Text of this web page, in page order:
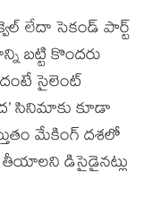
లేదా సెకండ్ పార్ట్
బట్టి కొందరు
సైలెంట్
సినిమాకు కూడా
మేకింగ్ దశలో
డిసైడైనట్లు